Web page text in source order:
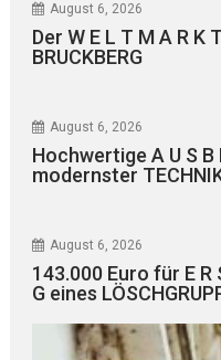
August 6, 2026
Der W E L T M A R K
BRUCKBERG
August 6, 2026
Hochwertige A U S B
modernster
August 6, 2026
143.000 Euro für E R
G eines